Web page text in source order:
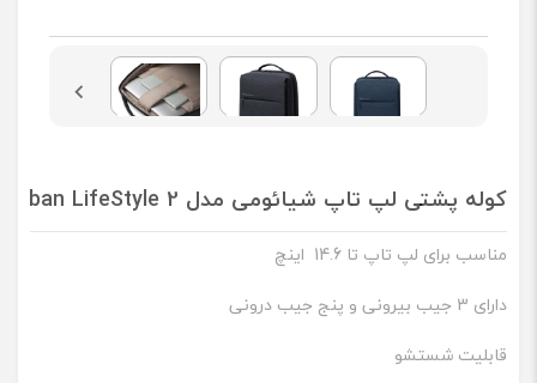
کوله پشتی لپ تاپ شیائومی مدل Urban LifeStyle 2 مناسب برای لپ تاپ تا 14.6 اینچ
مناسب برای لپ تاپ تا 14.6 اینچ
دارای 3 جیب بیرونی و پنج جیب درونی
قابلیت شستشو